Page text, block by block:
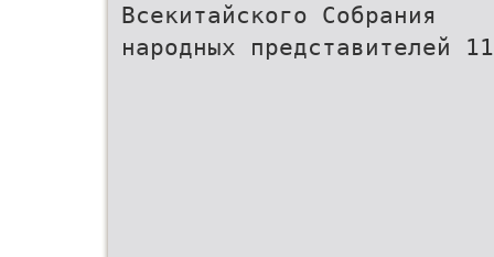
Всекитайского Собрания
народных представителей